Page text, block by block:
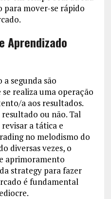
para mover-se rápido
Aprendizado
segunda são
realiza uma operação
a aos resultados.
ou não. Tal
a tática e
no melodismo do
diversas vezes, o
aprimoramento
strategy para fazer
é fundamental